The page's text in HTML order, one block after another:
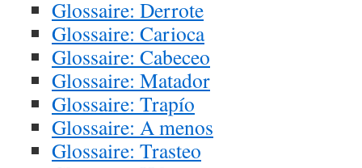
Glossaire: Derrote
Glossaire: Carioca
Glossaire: Cabeceo
Glossaire: Matador
Glossaire: Trapío
Glossaire: A menos
Glossaire: Trasteo